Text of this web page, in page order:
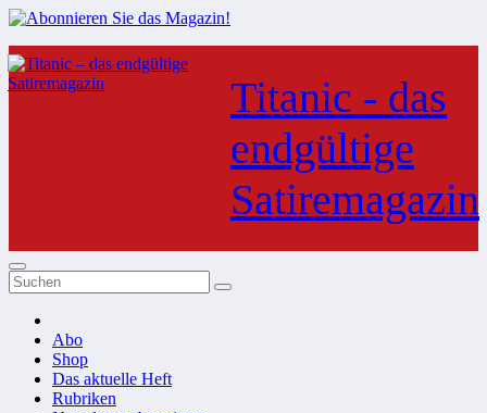
Zum
Inhalt
springen
Titanic - das
endgültige
Satiremagazin
Abo
Shop
Das aktuelle Heft
Rubriken